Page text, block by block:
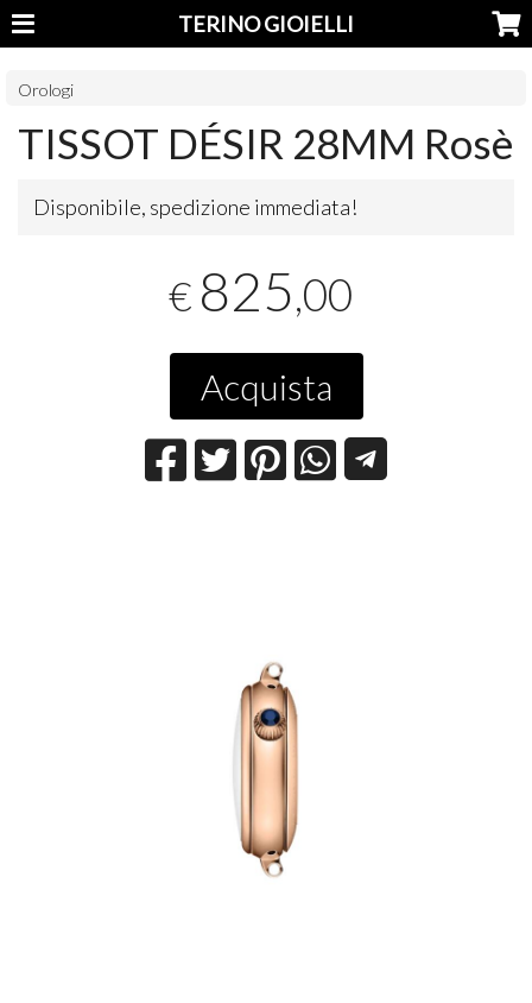
TERINO GIOIELLI
Orologi
TISSOT DÉSIR 28MM Rosè
Disponibile, spedizione immediata!
€ 825,00
Acquista